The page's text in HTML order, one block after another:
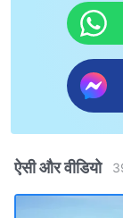
ऐसी और वीडियो